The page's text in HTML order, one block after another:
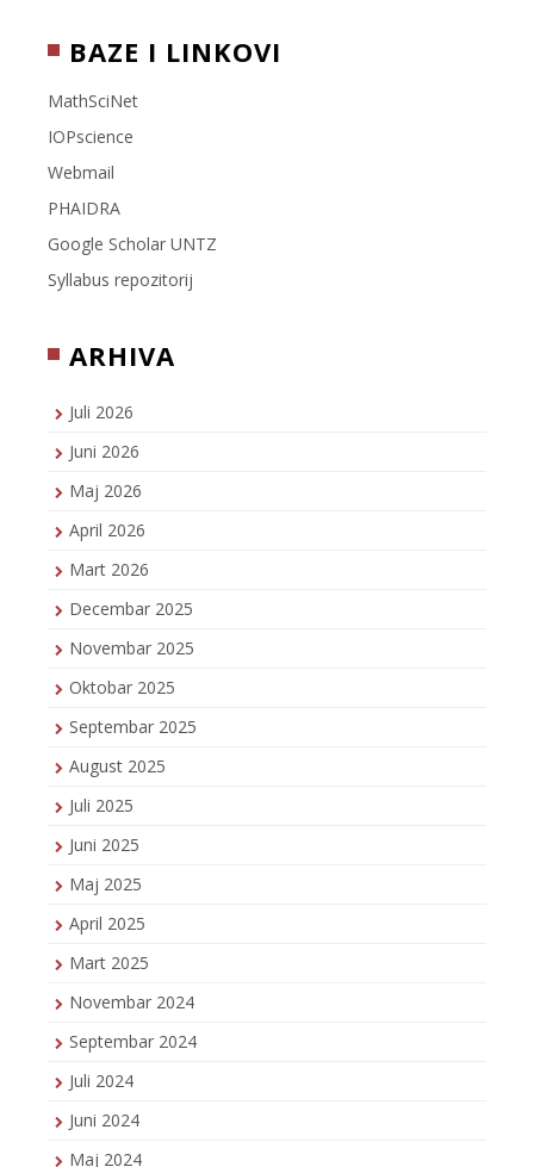
BAZE I LINKOVI
MathSciNet
IOPscience
Webmail
PHAIDRA
Google Scholar UNTZ
Syllabus repozitorij
ARHIVA
Juli 2026
Juni 2026
Maj 2026
April 2026
Mart 2026
Decembar 2025
Novembar 2025
Oktobar 2025
Septembar 2025
August 2025
Juli 2025
Juni 2025
Maj 2025
April 2025
Mart 2025
Novembar 2024
Septembar 2024
Juli 2024
Juni 2024
Maj 2024